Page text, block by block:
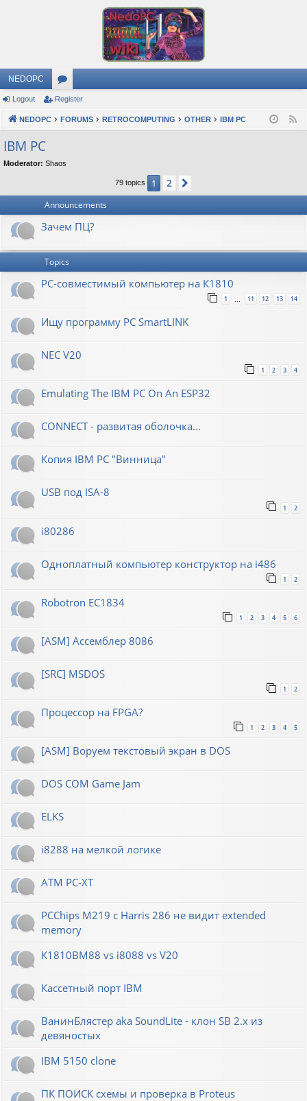
NEDOPC
or
u
s
Logout Register
NEDOPC FORUMS RETROCOMPUTING OTHER IBM PC
IBM PC
Moderator: Shaos
79 topics 1 2
Announcements
Зачем ПЦ?
Topics
PC-совместимый компьютер на К1810
1 … 11 12 13 14
Ищу программу PC SmartLINK
NEC V20
1 2 3 4
Emulating The IBM PC On An ESP32
CONNECT - развитая оболочка...
Копия IBM PC "Винница"
USB под ISA-8
1 2
i80286
Одноплатный компьютер конструктор на i486
1 2
Robotron EC1834
1 2 3 4 5 6
[ASM] Ассемблер 8086
[SRC] MSDOS
1 2
Процессор на FPGA?
1 2 3 4 5
[ASM] Воруем текстовый экран в DOS
DOS COM Game Jam
ELKS
i8288 на мелкой логике
ATM PC-XT
PCChips M219 с Harris 286 не видит extended
memory
К1810ВМ88 vs i8088 vs V20
Кассетный порт IBM
ВанинБлястер aka SoundLite - клон SB 2.x из
девяностых
IBM 5150 clone
ПК ПОИСК схемы и проверка в Proteus